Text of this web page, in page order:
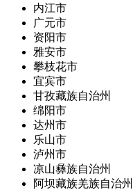
内江市
广元市
资阳市
雅安市
攀枝花市
宜宾市
甘孜藏族自治州
绵阳市
达州市
乐山市
泸州市
凉山彝族自治州
阿坝藏族羌族自治州